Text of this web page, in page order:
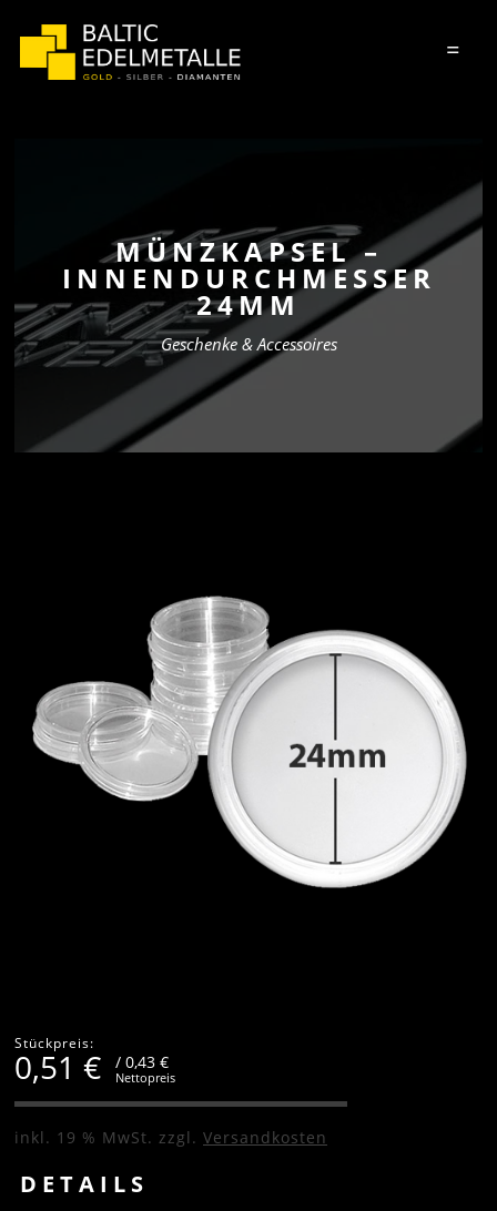
=
MÜNZKAPSEL –
INNENDURCHMESSER
24MM
Geschenke & Accessoires
Stückpreis:
0,51 € / 0,43 €
Nettopreis
inkl. 19 % MwSt. zzgl. Versandkosten
DETAILS